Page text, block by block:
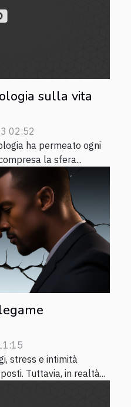
sulla vita
02:52
ha permeato ogni
la sfera...
stress e intimità
Tuttavia, in realtà...